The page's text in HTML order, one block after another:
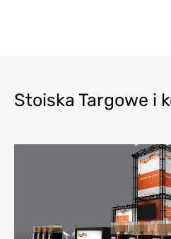
Stoiska Targowe i